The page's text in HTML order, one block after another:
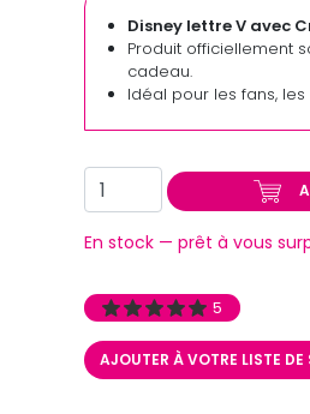
Disney lettre V avec
Produit officiellement
cadeau.
Idéal pour les fans,
En stock — prêt à vous
5
AJOUTER À VOTRE LISTE